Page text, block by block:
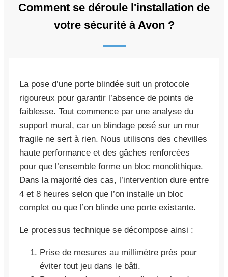
Comment se déroule l'installation de
votre sécurité à Avon ?
La pose d’une porte blindée suit un protocole
rigoureux pour garantir l’absence de points de
faiblesse. Tout commence par une analyse du
support mural, car un blindage posé sur un mur
fragile ne sert à rien. Nous utilisons des chevilles
haute performance et des gâches renforcées
pour que l’ensemble forme un bloc monolithique.
Dans la majorité des cas, l’intervention dure entre
4 et 8 heures selon que l’on installe un bloc
complet ou que l’on blinde une porte existante.
Le processus technique se décompose ainsi :
Prise de mesures au millimètre près pour
éviter tout jeu dans le bâti.